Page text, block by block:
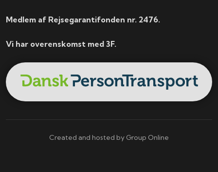
Medlem af Rejsegarantifonden nr. 2476.
Vi har overenskomst med 3F.
Created and hosted by Group Online